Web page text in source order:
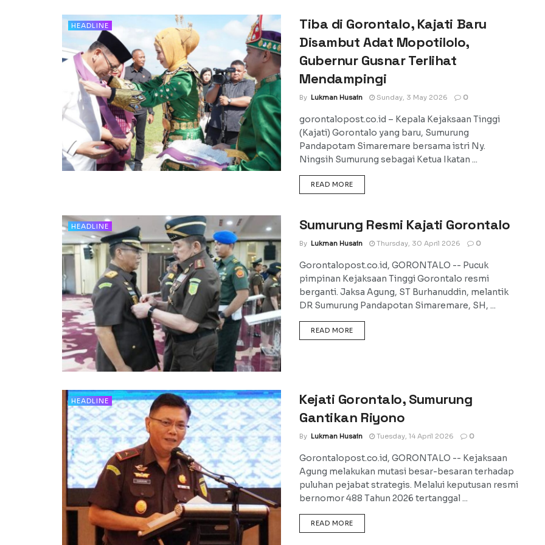
HEADLINE
Tiba di Gorontalo, Kajati Baru
Disambut Adat Mopotilolo,
Gubernur Gusnar Terlihat
Mendampingi
By Lukman Husain Sunday, 3 May 2026 0
gorontalopost.co.id – Kepala Kejaksaan Tinggi
(Kajati) Gorontalo yang baru, Sumurung
Pandapotam Simaremare bersama istri Ny.
Ningsih Sumurung sebagai Ketua Ikatan ...
READ MOREDETAILS
HEADLINE Sumurung Resmi Kajati Gorontalo
By Lukman Husain Thursday, 30 April 2026 0
Gorontalopost.co.id, GORONTALO -- Pucuk
pimpinan Kejaksaan Tinggi Gorontalo resmi
berganti. Jaksa Agung, ST Burhanuddin, melantik
DR Sumurung Pandapotan Simaremare, SH, ...
READ MOREDETAILS
HEADLINE
Kejati Gorontalo, Sumurung
Gantikan Riyono
By Lukman Husain Tuesday, 14 April 2026 0
Gorontalopost.co.id, GORONTALO -- Kejaksaan
Agung melakukan mutasi besar-besaran terhadap
puluhan pejabat strategis. Melalui keputusan resmi
bernomor 488 Tahun 2026 tertanggal ...
READ MOREDETAILS